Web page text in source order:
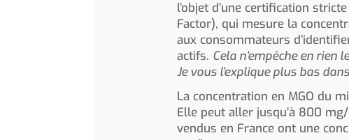
l’objet d’une certification
Factor), qui mesure la
aux consommateurs
actifs. Cela n’empêche en
Je vous l’explique plus bas
La concentration en MGO du
Elle peut aller jusqu’à 800
vendus en France ont une